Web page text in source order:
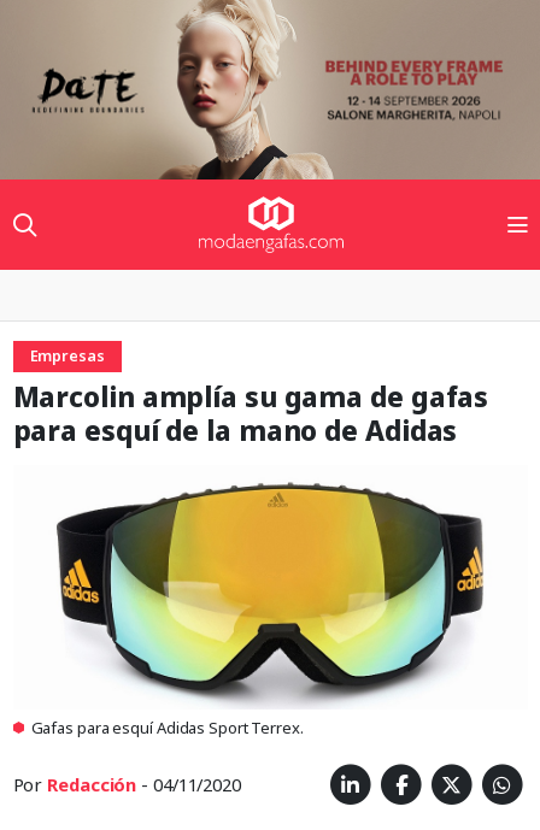
Empresas
Marcolin amplía su gama de gafas
para esquí de la mano de Adidas
Gafas para esquí Adidas Sport Terrex.
Por Redacción - 04/11/2020